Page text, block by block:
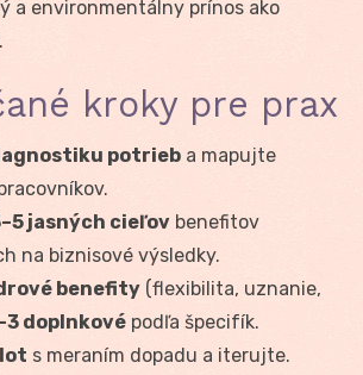
a environmentálny prínos ako
kroky pre prax
potrieb a mapujte
jasných cieľov benefitov
na biznisové výsledky.
benefity (flexibilita, uznanie,
doplnkové podľa špecifík.
s meraním dopadu a iterujte.